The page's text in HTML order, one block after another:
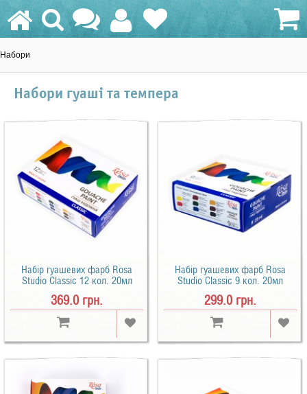
Набори
Набори гуаші та темпера
Набір гуашевих фарб Rosa
Studio Classic 12 кол. 20мл
369.0 грн.
Набір гуашевих фарб Rosa
Studio Classic 9 кол. 20мл
299.0 грн.